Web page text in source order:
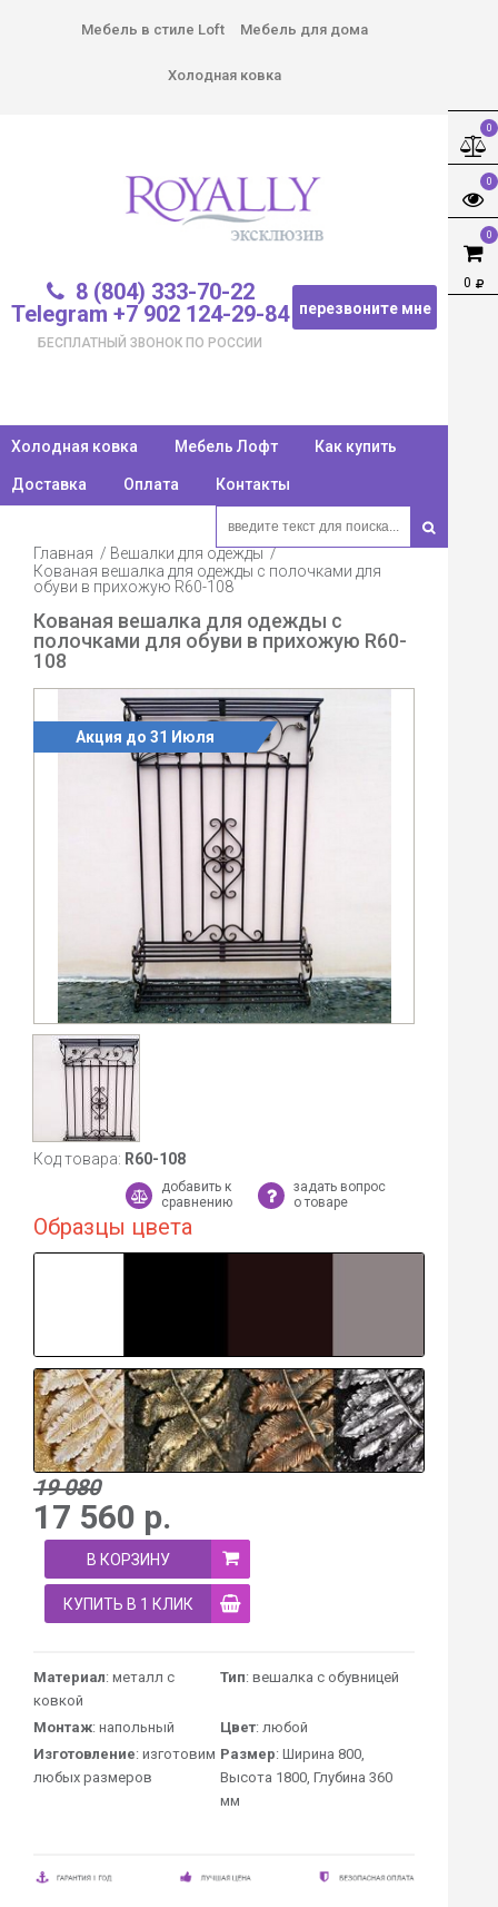
Мебель в стиле Loft Мебель для дома
Холодная ковка
0
0
0
0
8 (804) 333-70-22
Telegram +7 902 124-29-84
БЕСПЛАТНЫЙ ЗВОНОК ПО РОССИИ
перезвоните мне
Холодная ковка Мебель Лофт Как купить
Доставка Оплата Контакты
Главная
Вешалки для одежды
Кованая вешалка для одежды с полочками для
обуви в прихожую R60-108
Кованая вешалка для одежды с
полочками для обуви в прихожую R60-
108
Акция до 31 Июля
Код товара: R60-108
добавить к
сравнению
задать вопрос
о товаре
Образцы цвета
19 080
17 560 р.
В КОРЗИНУ
КУПИТЬ В 1 КЛИК
Материал: металл с
ковкой
Тип: вешалка с обувницей
Монтаж: напольный Цвет: любой
Изготовление: изготовим
любых размеров
Размер: Ширина 800,
Высота 1800, Глубина 360
мм